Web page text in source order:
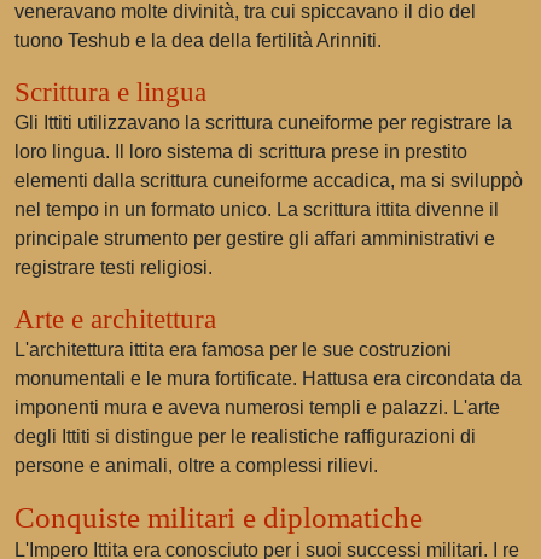
veneravano molte divinità, tra cui spiccavano il dio del
tuono Teshub e la dea della fertilità Arinniti.
Scrittura e lingua
Gli Ittiti utilizzavano la scrittura cuneiforme per registrare la
loro lingua. Il loro sistema di scrittura prese in prestito
elementi dalla scrittura cuneiforme accadica, ma si sviluppò
nel tempo in un formato unico. La scrittura ittita divenne il
principale strumento per gestire gli affari amministrativi e
registrare testi religiosi.
Arte e architettura
L'architettura ittita era famosa per le sue costruzioni
monumentali e le mura fortificate. Hattusa era circondata da
imponenti mura e aveva numerosi templi e palazzi. L'arte
degli Ittiti si distingue per le realistiche raffigurazioni di
persone e animali, oltre a complessi rilievi.
Conquiste militari e diplomatiche
L'Impero Ittita era conosciuto per i suoi successi militari. I re